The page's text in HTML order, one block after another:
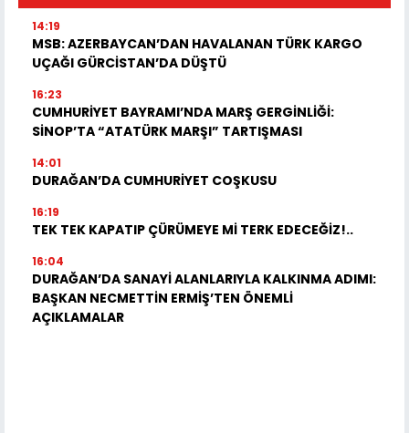
14:19
MSB: AZERBAYCAN’DAN HAVALANAN TÜRK KARGO
UÇAĞI GÜRCİSTAN’DA DÜŞTÜ
16:23
CUMHURİYET BAYRAMI’NDA MARŞ GERGİNLİĞİ:
SİNOP’TA “ATATÜRK MARŞI” TARTIŞMASI
14:01
DURAĞAN’DA CUMHURİYET COŞKUSU
16:19
TEK TEK KAPATIP ÇÜRÜMEYE Mİ TERK EDECEĞİZ!..
16:04
DURAĞAN’DA SANAYİ ALANLARIYLA KALKINMA ADIMI:
BAŞKAN NECMETTİN ERMİŞ’TEN ÖNEMLİ
AÇIKLAMALAR